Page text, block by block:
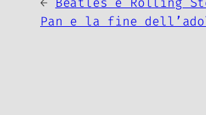
Pan e la fine